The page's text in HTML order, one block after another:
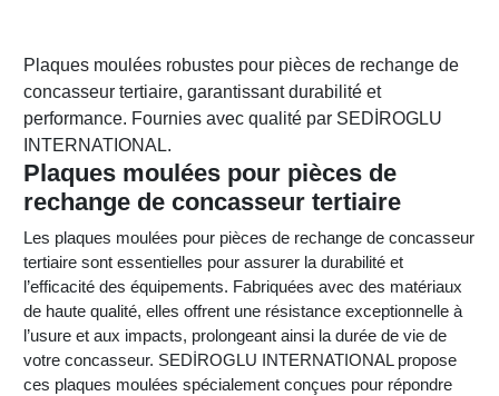
Plaques moulées robustes pour pièces de rechange de
concasseur tertiaire, garantissant durabilité et
performance. Fournies avec qualité par SEDİROGLU
INTERNATIONAL.
Plaques moulées pour pièces de
rechange de concasseur tertiaire
Les plaques moulées pour pièces de rechange de concasseur
tertiaire sont essentielles pour assurer la durabilité et
l’efficacité des équipements. Fabriquées avec des matériaux
de haute qualité, elles offrent une résistance exceptionnelle à
l’usure et aux impacts, prolongeant ainsi la durée de vie de
votre concasseur. SEDİROGLU INTERNATIONAL propose
ces plaques moulées spécialement conçues pour répondre